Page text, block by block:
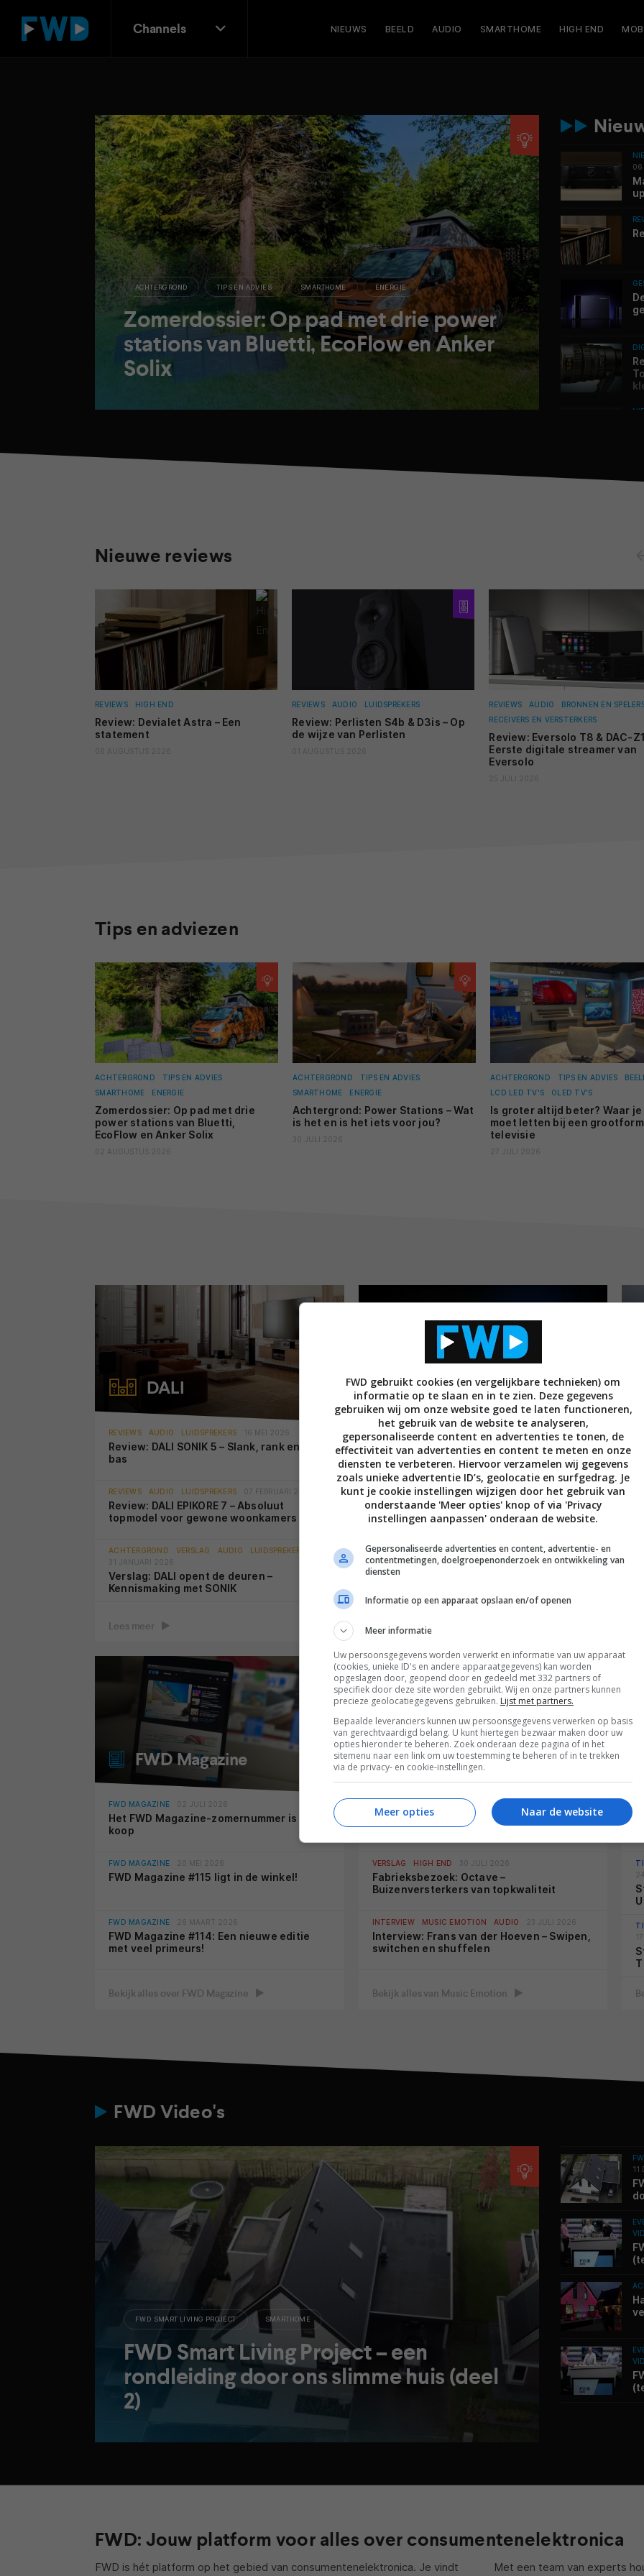
Channels NIEUWS BEELD AUDIO SMARTHOME HIGH END
ACHTERGROND TIPS EN ADVIES SMARTHOME ENERGIE
Zomerdossier: Op pad met drie power
stations van Bluetti, EcoFlow en Anker
Solix
06
Is
Nieuwe reviews
REVIEWS HIGH END
Review: Devialet Astra – Een
statement
06 AUGUSTUS 2026
REVIEWS AUDIO LUIDSPREKERS
Review: Perlisten S4b & D3is – Op
de wijze van Perlisten
01 AUGUSTUS 2026
REVIEWS AUDIO
BRONNEN EN
RECEIVERS EN VERSTERKERS
Review: Eversolo T8 & DAC-
Eerste digitale streamer van
Eversolo
Tips en adviezen
ACHTERGROND
TIPS EN ADVIES
SMARTHOME
ENERGIE
Zomerdossier: Op pad met drie
power stations van Bluetti,
EcoFlow en Anker Solix
02 AUGUSTUS 2026
ACHTERGROND
TIPS EN ADVIES
SMARTHOME
ENERGIE
Achtergrond: Power Stations – Wat
is het en is het iets voor jou?
30 JULI 2026
ACHTERGROND TIPS EN ADVIES
LCD LED TV'S
OLED TV'S
Is groter altijd beter? Waar je
moet letten bij een
televisie
27 JULI 2026
DALI
REVIEWS AUDIO LUIDSPREKERS 16 MEI 2026
Review: DALI SONIK 5 – Slank, rank en toch
bas
REVIEWS AUDIO LUIDSPREKERS 07 FEBRUARI 2026
Review: DALI EPIKORE 7 – Absoluut
topmodel voor gewone woonkamers
ACHTERGROND VERSLAG AUDIO
LUIDSPREKERS
31 JANUARI 2026
Verslag: DALI opent de deuren –
Kennismaking met SONIK
Lees meer
Gaming
TIPS EN ADVIES ENTERTAINMENT
GAMING
27 JUNI 2026
Beste games van dit moment – deel 40
(zomer 2026)
TIPS EN ADVIES ENTERTAINMENT
GAMING
22 MAART 2026
Beste games van dit moment – deel 39
TIPS EN ADVIES ENTERTAINMENT
GAMING
01 JANUARI 2026
wil je gespeeld hebben
Lees alles over gaming
FWD Magazine
FWD MAGAZINE 02 JULI 2026
Het FWD Magazine-zomernummer is nu te
koop
FWD MAGAZINE 20 MEI 2026
FWD Magazine #115 ligt in de winkel!
FWD MAGAZINE 26 MAART 2026
FWD Magazine #114: Een nieuwe editie
met veel primeurs!
Bekijk alles over FWD Magazine
Music Emotion
06 AUGUSTUS 2026
Review: Devialet Astra – Een statement
VERSLAG HIGH END 30 JULI 2026
Fabrieksbezoek: Octave –
Buizenversterkers van topkwaliteit
INTERVIEW MUSIC EMOTION AUDIO 23 JULI 2026
Interview: Frans van der Hoeven – Swipen,
switchen en shuffelen
Bekijk alles van Music Emotion
FWD Video's
FWD SMART LIVING PROJECT SMARTHOME
FWD Smart Living Project – een
rondleiding door ons slimme huis (deel
2)
11
FWD: Jouw platform voor alles over consumentenelektronica
FWD is hét platform op het gebied van consumentenelektronica. Je vindt Met een team van experts
FWD gebruikt cookies (en vergelijkbare technieken) om
informatie op te slaan en in te zien. Deze gegevens
gebruiken wij om onze website goed te laten functioneren,
het gebruik van de website te analyseren,
gepersonaliseerde content en advertenties te tonen, de
effectiviteit van advertenties en content te meten en onze
diensten te verbeteren. Hiervoor verzamelen wij gegevens
zoals unieke advertentie ID’s, geolocatie en surfgedrag. Je
kunt je cookie instellingen wijzigen door het gebruik van
onderstaande 'Meer opties' knop of via 'Privacy
instellingen aanpassen' onderaan de website.
Gepersonaliseerde advertenties en content, advertentie- en
contentmetingen, doelgroepenonderzoek en ontwikkeling van
diensten
Informatie op een apparaat opslaan en/of openen
Meer informatie
Uw persoonsgegevens worden verwerkt en informatie van uw apparaat
(cookies, unieke ID's en andere apparaatgegevens) kan worden
opgeslagen door, geopend door en gedeeld met 332 partners of
specifiek door deze site worden gebruikt. Wij en onze partners kunnen
precieze geolocatiegegevens gebruiken. Lijst met partners.
Bepaalde leveranciers kunnen uw persoonsgegevens verwerken op basis
van gerechtvaardigd belang. U kunt hiertegen bezwaar maken door uw
opties hieronder te beheren. Zoek onderaan deze pagina of in het
sitemenu naar een link om uw toestemming te beheren of in te trekken
via de privacy- en cookie-instellingen.
Naar de website
Meer opties